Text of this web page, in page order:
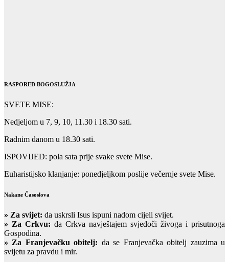
RASPORED BOGOSLUŽJA
SVETE MISE:
Nedjeljom u 7, 9, 10, 11.30 i 18.30 sati.
Radnim danom u 18.30 sati.
ISPOVIJED: pola sata prije svake svete Mise.
Euharistijsko klanjanje: ponedjeljkom poslije večernje svete Mise.
Nakane Časoslova
» Za svijet: da uskrsli Isus ispuni nadom cijeli svijet.
» Za Crkvu: da Crkva navještajem svjedoči živoga i prisutnoga
Gospodina.
» Za Franjevačku obitelj: da se Franjevačka obitelj zauzima u
svijetu za pravdu i mir.